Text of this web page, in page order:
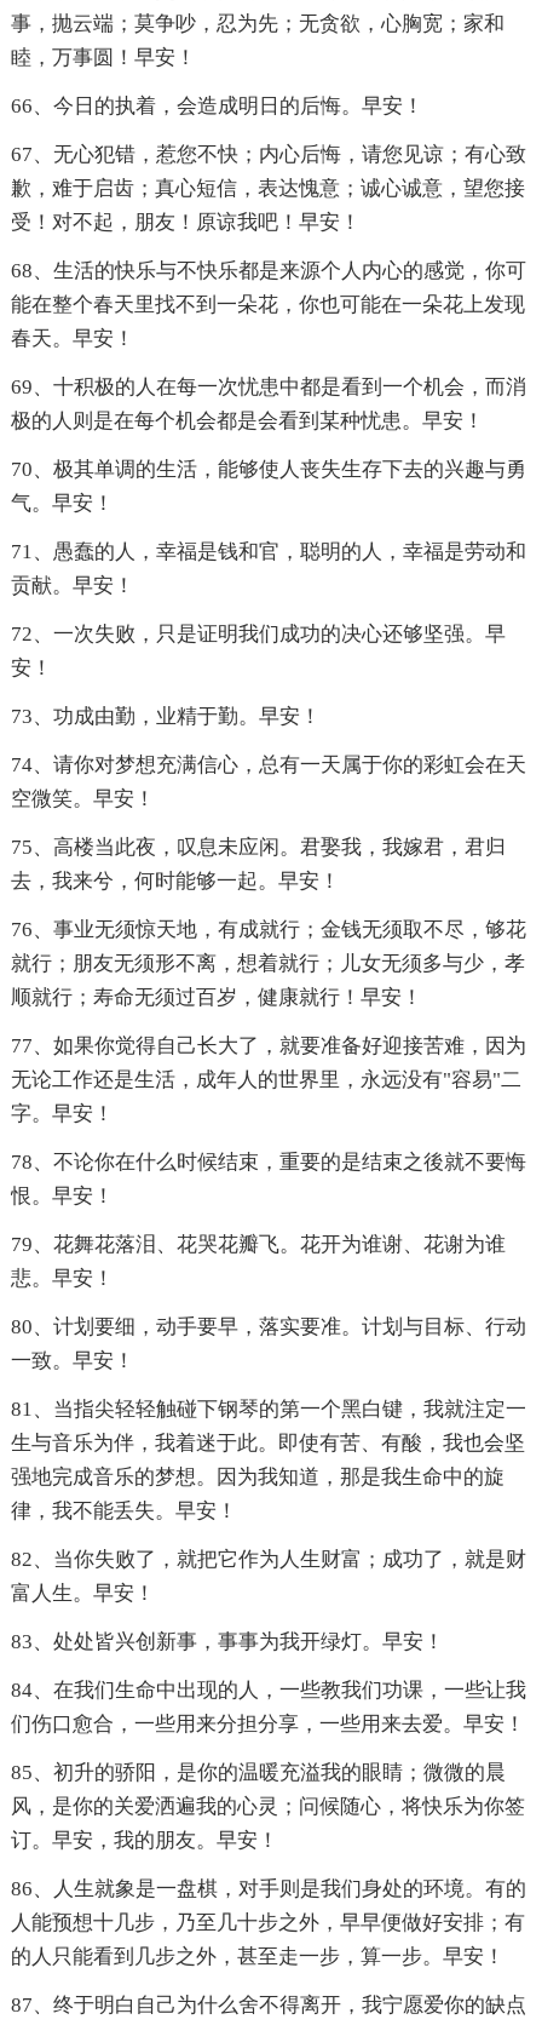
事，抛云端；莫争吵，忍为先；无贪欲，心胸宽；家和
睦，万事圆！早安！
66、今日的执着，会造成明日的后悔。早安！
67、无心犯错，惹您不快；内心后悔，请您见谅；有心致
歉，难于启齿；真心短信，表达愧意；诚心诚意，望您接
受！对不起，朋友！原谅我吧！早安！
68、生活的快乐与不快乐都是来源个人内心的感觉，你可
能在整个春天里找不到一朵花，你也可能在一朵花上发现
春天。早安！
69、十积极的人在每一次忧患中都是看到一个机会，而消
极的人则是在每个机会都是会看到某种忧患。早安！
70、极其单调的生活，能够使人丧失生存下去的兴趣与勇
气。早安！
71、愚蠢的人，幸福是钱和官，聪明的人，幸福是劳动和
贡献。早安！
72、一次失败，只是证明我们成功的决心还够坚强。早
安！
73、功成由勤，业精于勤。早安！
74、请你对梦想充满信心，总有一天属于你的彩虹会在天
空微笑。早安！
75、高楼当此夜，叹息未应闲。君娶我，我嫁君，君归
去，我来兮，何时能够一起。早安！
76、事业无须惊天地，有成就行；金钱无须取不尽，够花
就行；朋友无须形不离，想着就行；儿女无须多与少，孝
顺就行；寿命无须过百岁，健康就行！早安！
77、如果你觉得自己长大了，就要准备好迎接苦难，因为
无论工作还是生活，成年人的世界里，永远没有"容易"二
字。早安！
78、不论你在什么时候结束，重要的是结束之後就不要悔
恨。早安！
79、花舞花落泪、花哭花瓣飞。花开为谁谢、花谢为谁
悲。早安！
80、计划要细，动手要早，落实要准。计划与目标、行动
一致。早安！
81、当指尖轻轻触碰下钢琴的第一个黑白键，我就注定一
生与音乐为伴，我着迷于此。即使有苦、有酸，我也会坚
强地完成音乐的梦想。因为我知道，那是我生命中的旋
律，我不能丢失。早安！
82、当你失败了，就把它作为人生财富；成功了，就是财
富人生。早安！
83、处处皆兴创新事，事事为我开绿灯。早安！
84、在我们生命中出现的人，一些教我们功课，一些让我
们伤口愈合，一些用来分担分享，一些用来去爱。早安！
85、初升的骄阳，是你的温暖充溢我的眼睛；微微的晨
风，是你的关爱洒遍我的心灵；问候随心，将快乐为你签
订。早安，我的朋友。早安！
86、人生就象是一盘棋，对手则是我们身处的环境。有的
人能预想十几步，乃至几十步之外，早早便做好安排；有
的人只能看到几步之外，甚至走一步，算一步。早安！
87、终于明白自己为什么舍不得离开，我宁愿爱你的缺点